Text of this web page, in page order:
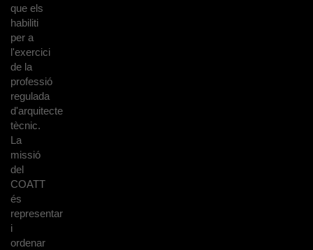
que els
habiliti
per a
l'exercici
de la
professió
regulada
d'arquitecte
tècnic.
La
missió
del
COATT
és
representar
i
ordenar